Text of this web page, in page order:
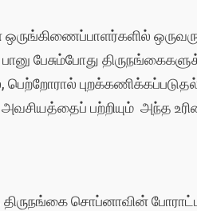
பேசும்போது
பெற்றோரால்
பற்றியும் அந்த
திருநங்கை சொப்னாவின்